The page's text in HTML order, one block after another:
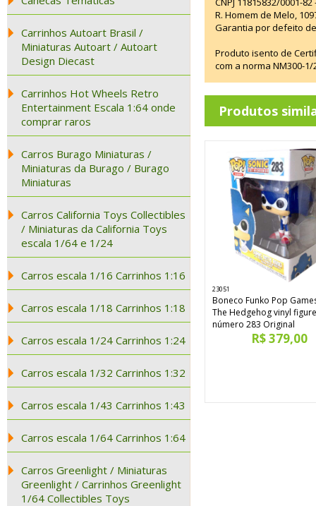
Carrinhos Autoart Brasil /
Miniaturas Autoart / Autoart
Design Diecast
Carrinhos Hot Wheels Retro
Entertainment Escala 1:64 onde
comprar raros
Carros Burago Miniaturas /
Miniaturas da Burago / Burago
Miniaturas
Carros California Toys Collectibles
/ Miniaturas da California Toys
escala 1/64 e 1/24
Carros escala 1/16 Carrinhos 1:16
Carros escala 1/18 Carrinhos 1:18
Carros escala 1/24 Carrinhos 1:24
Carros escala 1/32 Carrinhos 1:32
Carros escala 1/43 Carrinhos 1:43
Carros escala 1/64 Carrinhos 1:64
Carros Greenlight / Miniaturas
Greenlight / Carrinhos Greenlight
1/64 Collectibles Toys
R. Homem de Melo,
Garantia por defeito
Produto isento de
com a norma NM300-
Produtos
23051
Boneco Funko Pop
The Hedgehog vinyl figure
número 283 Original
R$ 379,00